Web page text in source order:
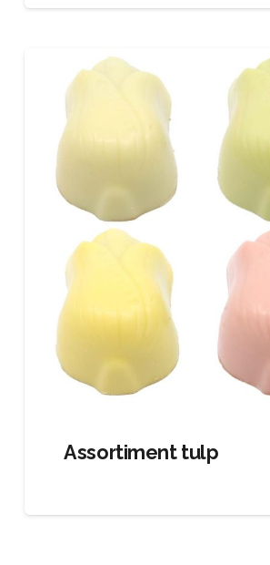
Assortiment tulp